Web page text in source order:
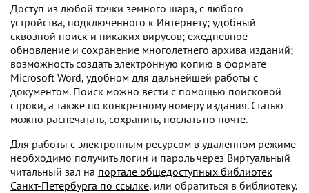
Доступ из любой точки земного шара, с любого
устройства, подключённого к Интернету; удобный
сквозной поиск и никаких вирусов; ежедневное
обновление и сохранение многолетнего архива изданий;
возможность создать электронную копию в формате
Microsoft Word, удобном для дальнейшей работы с
документом. Поиск можно вести с помощью поисковой
строки, а также по конкретному номеру издания. Статью
можно распечатать, сохранить, послать по почте.
Для работы с электронным ресурсом в удаленном режиме
необходимо получить логин и пароль через Виртуальный
читальный зал на портале общедоступных библиотек
Санкт-Петербурга по ссылке, или обратиться в библиотеку.